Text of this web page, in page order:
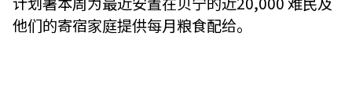
他们的寄宿家庭提供每月粮食配给。